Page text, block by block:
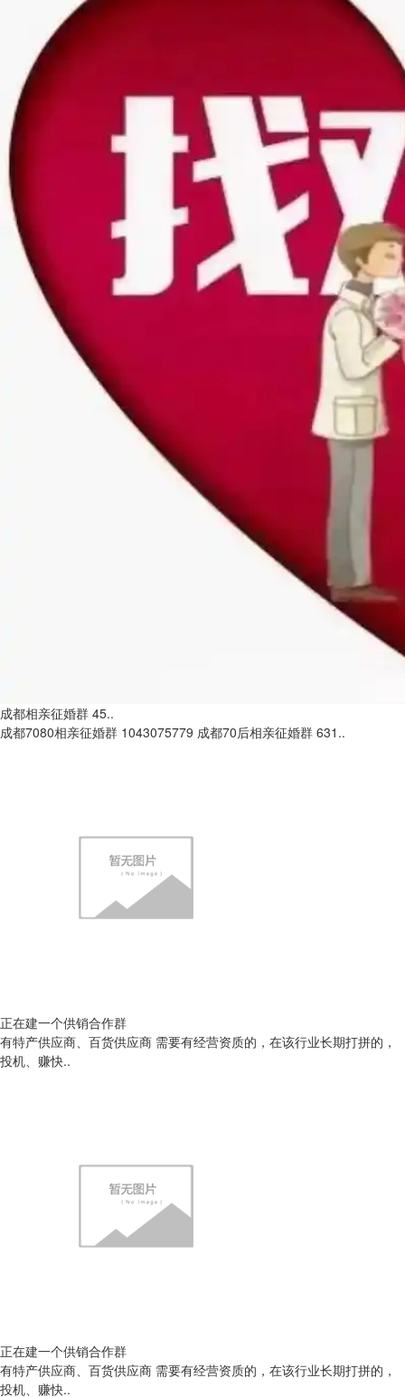
成都相亲征婚群 45..
成都7080相亲征婚群 1043075779 成都70后相亲征婚群 631..
正在建一个供销合作群
有特产供应商、百货供应商 需要有经营资质的，在该行业长期打拼的，
投机、赚快..
正在建一个供销合作群
有特产供应商、百货供应商 需要有经营资质的，在该行业长期打拼的，
投机、赚快..